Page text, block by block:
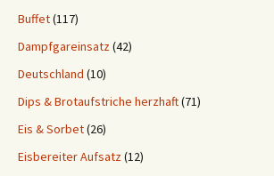
Buffet(117)
Dampfgareinsatz(42)
Deutschland (10)
Dips & Brotaufstriche herzhaft(71)
Eis & Sorbet(26)
Eisbereiter Aufsatz(12)